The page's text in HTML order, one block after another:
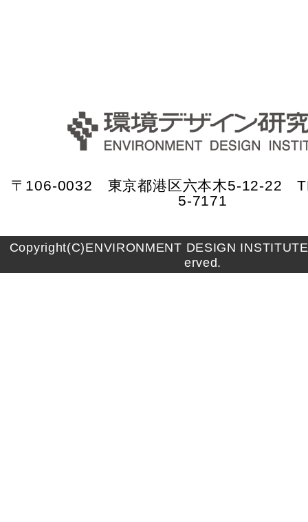
〒106-0032 東京都港区六本木5-12-22
5-7171
Copyright(C)ENVIRONMENT DESIGN
erved.